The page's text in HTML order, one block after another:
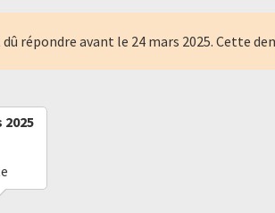
répondre avant le 24 mars 2025. Cette
2025